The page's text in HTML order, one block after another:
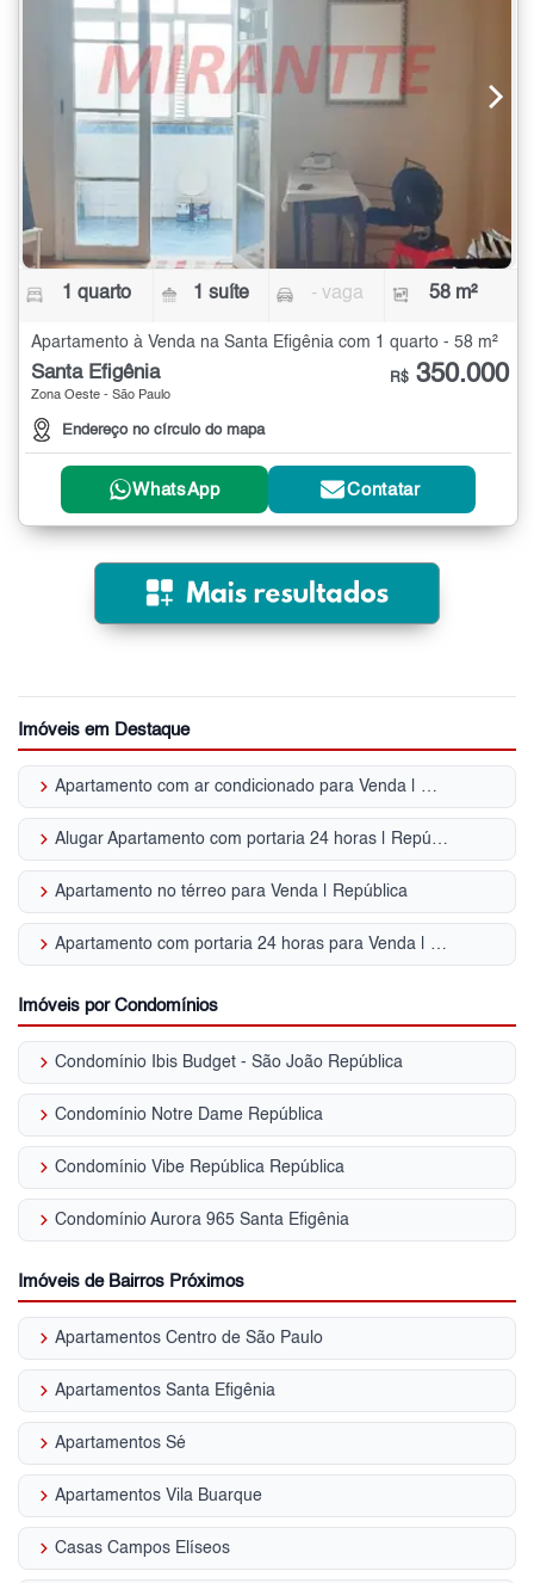
1 quarto 1 suíte - vaga 58 m²
Apartamento à Venda na Santa Efigênia com 1 quarto - 58 m²
Santa Efigênia
Zona Oeste - São Paulo
Endereço no círculo do mapa
R$ 350.000
WhatsApp Contatar
Imóveis em Destaque
keyboard_arrow_right Apartamento com ar condicionado para Venda | República
keyboard_arrow_right Alugar Apartamento com portaria 24 horas | República
keyboard_arrow_right Apartamento no térreo para Venda | República
keyboard_arrow_right Apartamento com portaria 24 horas para Venda | República
Imóveis por Condomínios
keyboard_arrow_right Condomínio Ibis Budget - São João República
keyboard_arrow_right Condomínio Notre Dame República
keyboard_arrow_right Condomínio Vibe República República
keyboard_arrow_right Condomínio Aurora 965 Santa Efigênia
Imóveis de Bairros Próximos
keyboard_arrow_right Apartamentos Centro de São Paulo
keyboard_arrow_right Apartamentos Santa Efigênia
keyboard_arrow_right Apartamentos Sé
keyboard_arrow_right Apartamentos Vila Buarque
keyboard_arrow_right Casas Campos Elíseos